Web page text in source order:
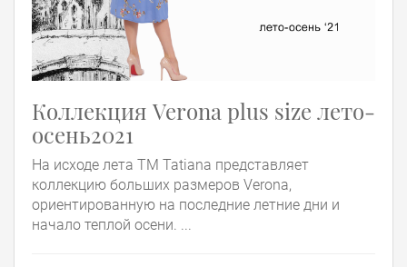
Коллекция Verona plus size лето-
осень2021
На исходе лета TM Tatiana представляет
коллекцию больших размеров Verona,
ориентированную на последние летние дни и
начало теплой осени. ...